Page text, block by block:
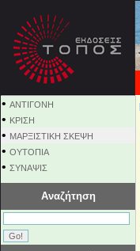
• ΑΝΤΙΓΟΝΗ
• ΚΡΙΣΗ
• ΜΑΡΞΙΣΤΙΚΗ ΣΚΕΨΗ
• ΟΥΤΟΠΙΑ
• ΣΥΝΑΨΙΣ
Αναζήτηση